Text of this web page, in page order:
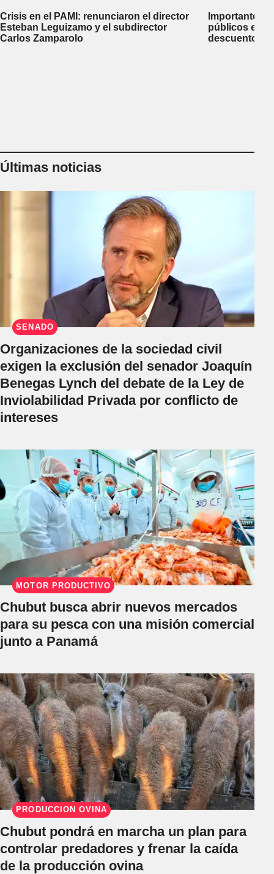
Crisis en el PAMI: renunciaron el director
Esteban Leguizamo y el subdirector
Carlos Zamparolo
Importante
públicos en
descuentos
Últimas noticias
SENADO
Organizaciones de la sociedad civil
exigen la exclusión del senador Joaquín
Benegas Lynch del debate de la Ley de
Inviolabilidad Privada por conflicto de
intereses
MOTOR PRODUCTIVO
Chubut busca abrir nuevos mercados
para su pesca con una misión comercial
junto a Panamá
PRODUCCIÓN OVINA
Chubut pondrá en marcha un plan para
controlar predadores y frenar la caída
de la producción ovina